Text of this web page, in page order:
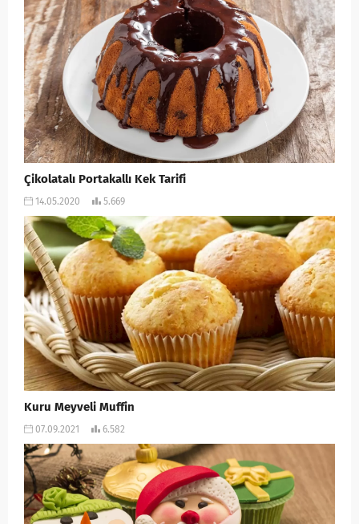
Çikolatalı Portakallı Kek Tarifi
14.05.2020 5.669
Kuru Meyveli Muffin
07.09.2021 6.582